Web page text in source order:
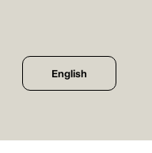
English